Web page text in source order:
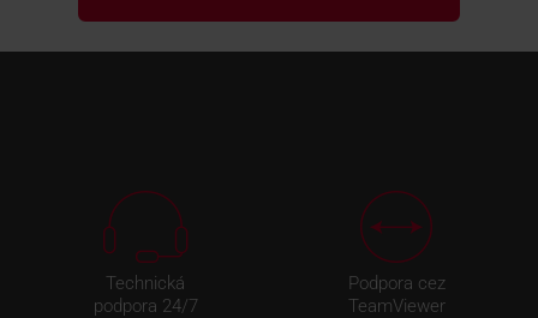
Technická
podpora 24/7
Podpora cez
TeamViewer